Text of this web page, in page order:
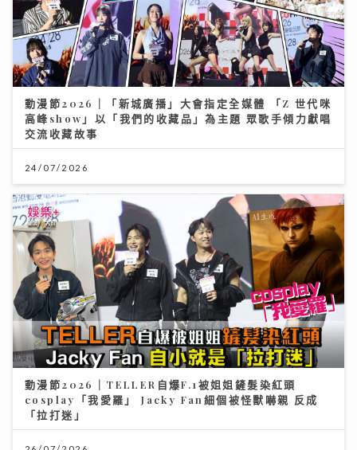
動漫節2026｜「新城廣播」大會指定全媒體 「Z 世代咪
高峰show」以「我們的收藏品」為主題 眾歌手傾力獻唱
交流收藏故事
24/07/2026
動漫節2026｜TELLER自爆F.1被姐姐鏟髮染紅頭
cosplay「我愛羅」 Jacky Fan細個被怪獸嚇親 反成
「拉打迷」